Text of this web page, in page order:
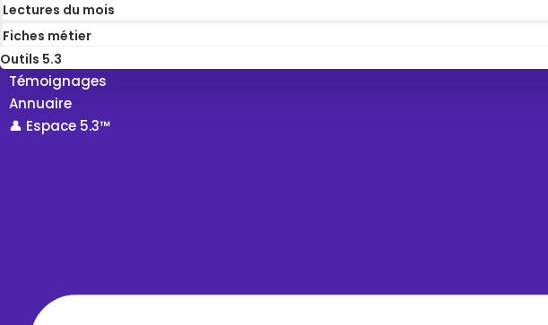
Lectures du mois
Fiches métier
Outils 5.3
Témoignages
Annuaire
👤 Espace 5.3™